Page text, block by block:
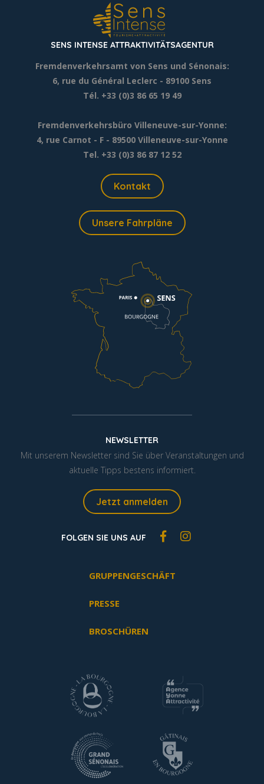
SENS INTENSE ATTRAKTIVITÄTSAGENTUR
Fremdenverkehrsamt von Sens und Sénonais:
6, rue du Général Leclerc - 89100 Sens
Tél. +33 (0)3 86 65 19 49
Fremdenverkehrsbüro Villeneuve-sur-Yonne:
4, rue Carnot - F - 89500 Villeneuve-sur-Yonne
Tel. +33 (0)3 86 87 12 52
Kontakt
Unsere Fahrpläne
NEWSLETTER
Mit unserem Newsletter sind Sie über Veranstaltungen und
aktuelle Tipps bestens informiert.
Jetzt anmelden
FOLGEN SIE UNS AUF
GRUPPENGESCHÄFT
PRESSE
BROSCHÜREN